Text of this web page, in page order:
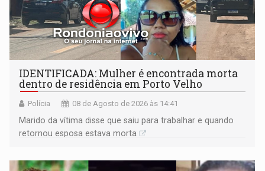
IDENTIFICADA: Mulher é encontrada morta
dentro de residência em Porto Velho
Polícia 08 de Agosto de 2026 às 14:41
Marido da vítima disse que saiu para trabalhar e quando
retornou esposa estava morta